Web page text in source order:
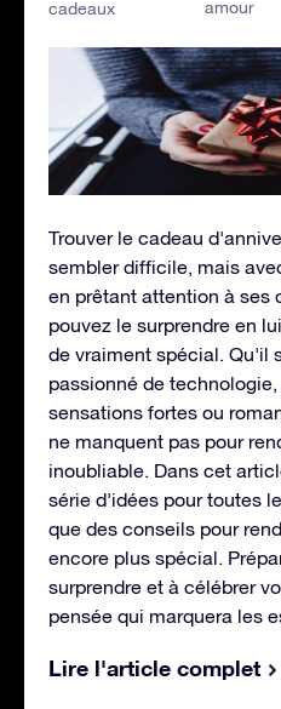
cadeaux
amour
Trouver le cadeau
sembler difficile, mais
en prêtant attention à ses
pouvez le surprendre en
de vraiment spécial. Qu'il
passionné de
sensations fortes ou
ne manquent pas pour
inoubliable. Dans cet
série d'idées pour toutes
que des conseils pour
encore plus spécial.
surprendre et à célébrer
pensée qui marquera les
Lire l'article complet